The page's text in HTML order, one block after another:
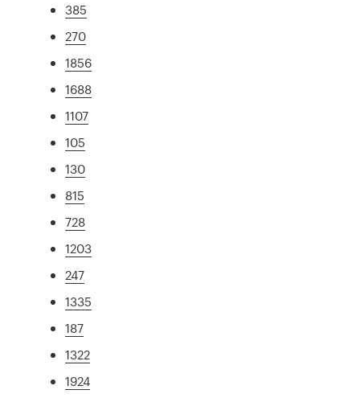
385
270
1856
1688
1107
105
130
815
728
1203
247
1335
187
1322
1924